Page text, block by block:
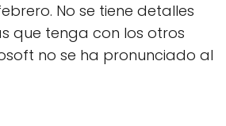
No se tiene detalles
que tenga con los otros
no se ha pronunciado al